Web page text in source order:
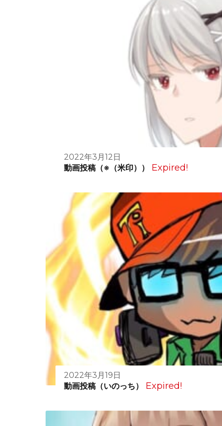
2022年3月12日
動画投稿（※（米印））
Expired!
2022年3月19日
動画投稿（いのっち）
Expired!